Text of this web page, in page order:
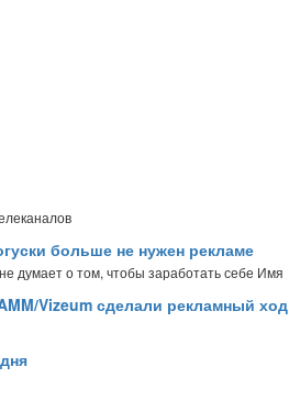
больше не нужен рекламе
думает о том, чтобы заработать себе Имя
Vizeum сделали рекламный ход